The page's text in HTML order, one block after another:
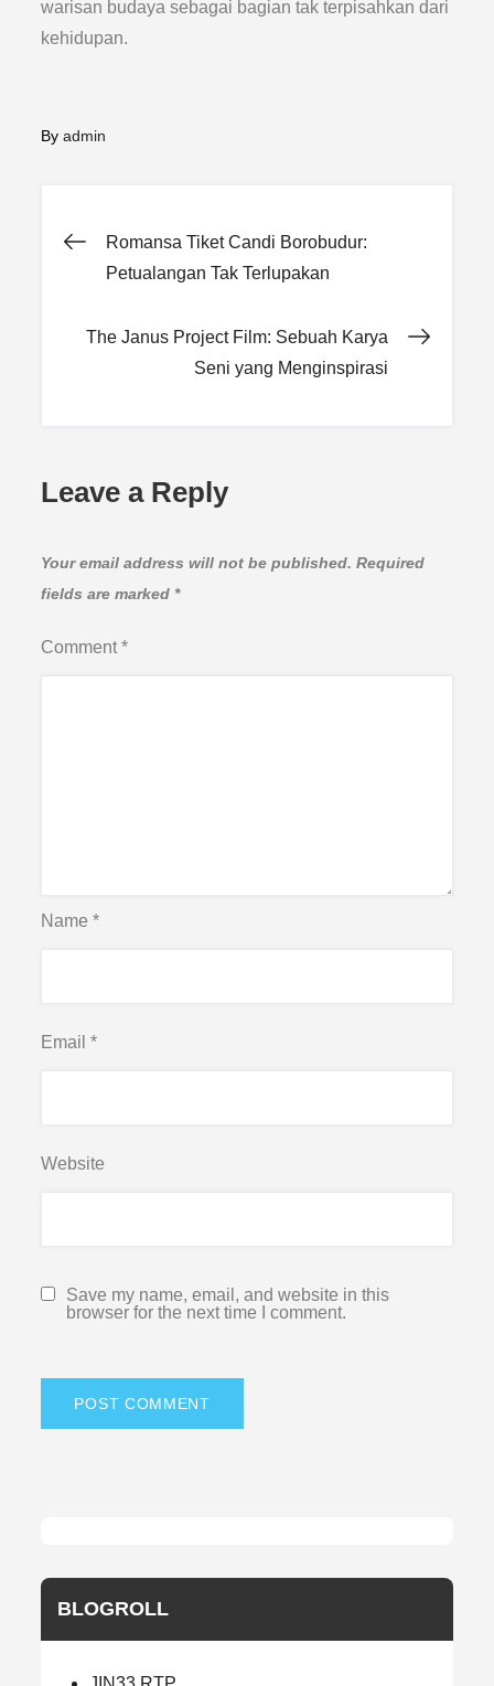
warisan budaya sebagai bagian tak terpisahkan dari
kehidupan.
Byadmin
Post
Romansa Tiket Candi Borobudur:
Petualangan Tak Terlupakan
The Janus Project Film: Sebuah Karya
Seni yang Menginspirasi
Leave a Reply
Your email address will not be published. Required
fields are marked *
Comment*
Name*
Email*
Website
Save my name, email, and website in this
browser for the next time I comment.
BLOGROLL